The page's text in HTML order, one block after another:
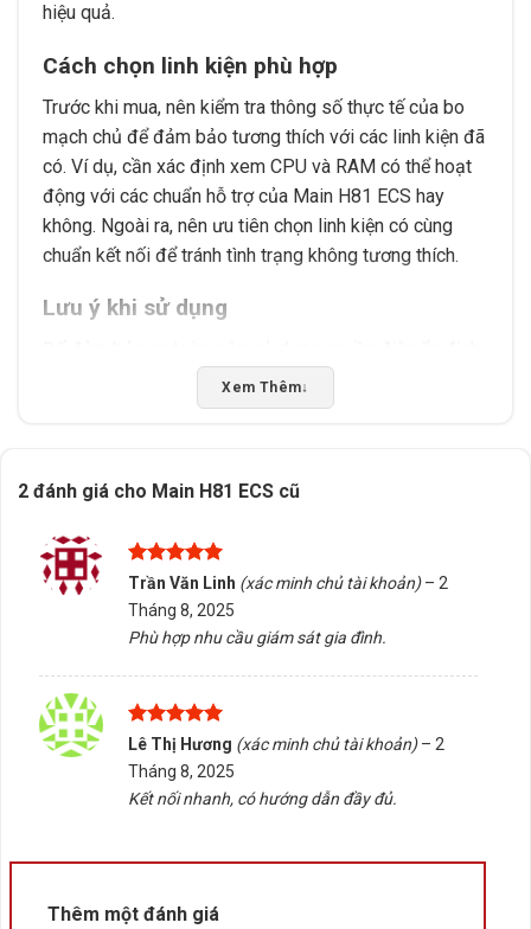
hiệu quả.
Cách chọn linh kiện phù hợp
Trước khi mua, nên kiểm tra thông số thực tế của bo
mạch chủ để đảm bảo tương thích với các linh kiện đã
có. Ví dụ, cần xác định xem CPU và RAM có thể hoạt
động với các chuẩn hỗ trợ của Main H81 ECS hay
không. Ngoài ra, nên ưu tiên chọn linh kiện có cùng
chuẩn kết nối để tránh tình trạng không tương thích.
Lưu ý khi sử dụng
và tránh lắp đặt trong môi trường ẩm ướt. Đồng thời,
cần kiểm tra kỹ tình trạng của bo mạch chủ trước khi
thời.
Thông số đáng chú ý
Loại bo mạch chủ: Main H81 ECS.
Phù hợp khi thiết bị hỗ trợ các chuẩn kết nối phổ biến.
Không cung cấp thông số kỹ thuật chi tiết về CPU,
RAM, hoặc ổ cứng.
Khả năng mở rộng tùy thuộc vào phiên bản và linh kiện
trợ kiểm tra tương thích và giao hàng/tư vấn tại Buôn
tình!
Xem Thêm↓
2 đánh giá cho Main H81 ECS cũ
Được xếp
sao
Trần Văn Linh (xác minh chủ tài khoản) – 2
Tháng 8, 2025
Phù hợp nhu cầu giám sát gia đình.
Được xếp
hạng5
sao
Lê Thị Hương (xác minh chủ tài khoản) – 2
Tháng 8, 2025
Kết nối nhanh, có hướng dẫn đầy đủ.
Thêm một đánh giá